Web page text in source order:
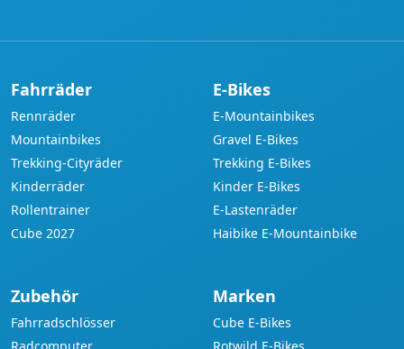
Fahrräder
Rennräder
Mountainbikes
Trekking-Cityräder
Kinderräder
Rollentrainer
Cube 2027
E-Bikes
E-Mountainbikes
Gravel E-Bikes
Trekking E-Bikes
Kinder E-Bikes
E-Lastenräder
Haibike E-Mountainbike
Zubehör
Fahrradschlösser
Marken
Cube E-Bikes